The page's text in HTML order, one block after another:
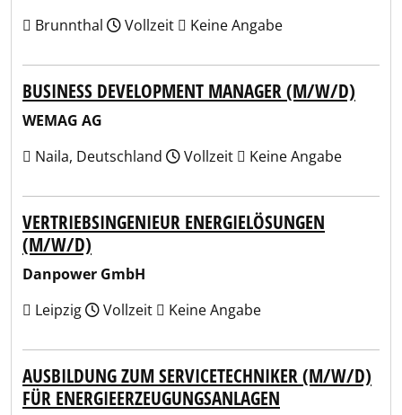
Brunnthal
Vollzeit Keine Angabe
BUSINESS DEVELOPMENT MANAGER (M/W/D)
WEMAG AG
Naila, Deutschland
Vollzeit Keine Angabe
VERTRIEBSINGENIEUR ENERGIELÖSUNGEN
(M/W/D)
Danpower GmbH
Leipzig
Vollzeit Keine Angabe
AUSBILDUNG ZUM SERVICETECHNIKER (M/W/D)
FÜR ENERGIEERZEUGUNGSANLAGEN